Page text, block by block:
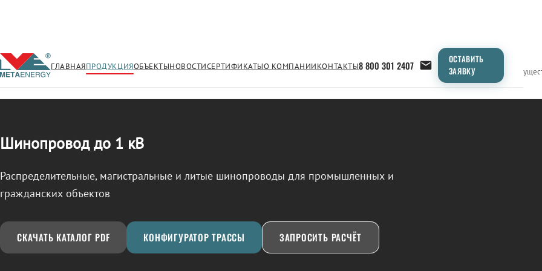
ГЛАВНАЯПРОДУКЦИЯОБЪЕКТЫНОВОСТИСЕРТИФИКАТЫО КОМПАНИИКОНТАКТЫ8 800 301 2407
ОСТАВИТЬ
ЗАЯВКУ
← Продукция/ШИНОПРОВОД Применение Продукция ТипоразмерыСравнение
Шинопровод до 1 кВ
Распределительные, магистральные и литые шинопроводы для промышленных и
гражданских объектов
СКАЧАТЬ КАТАЛОГ PDF КОНФИГУРАТОР ТРАССЫ ЗАПРОСИТЬ РАСЧЁТ